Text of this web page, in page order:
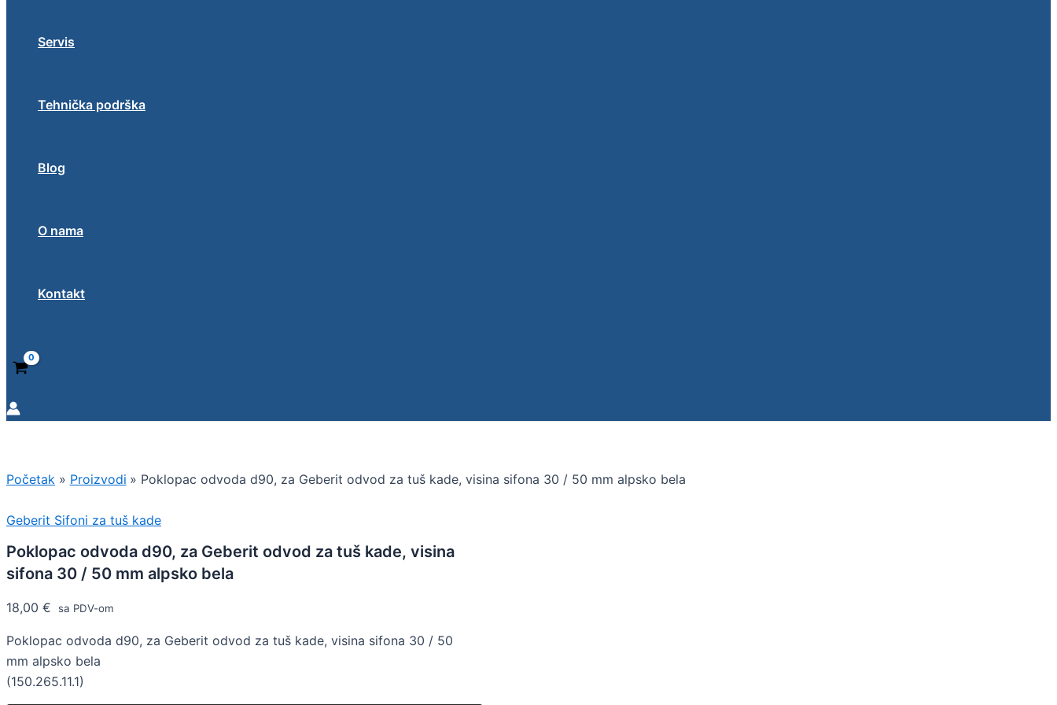
Servis
Tehnička podrška
Blog
O nama
Kontakt
Početak Proizvodi Poklopac odvoda d90, za Geberit odvod za tuš kade, visina sifona 30 / 50 mm alpsko bela
Geberit Sifoni za tuš kade
Poklopac odvoda d90, za Geberit odvod za tuš kade, visina
sifona 30 / 50 mm alpsko bela
18,00 € sa PDV-om
Poklopac odvoda d90, za Geberit odvod za tuš kade, visina sifona 30 / 50
mm alpsko bela
(150.265.11.1)